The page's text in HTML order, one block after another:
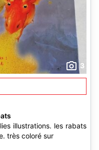
3
illustrations. les rabats
très coloré sur